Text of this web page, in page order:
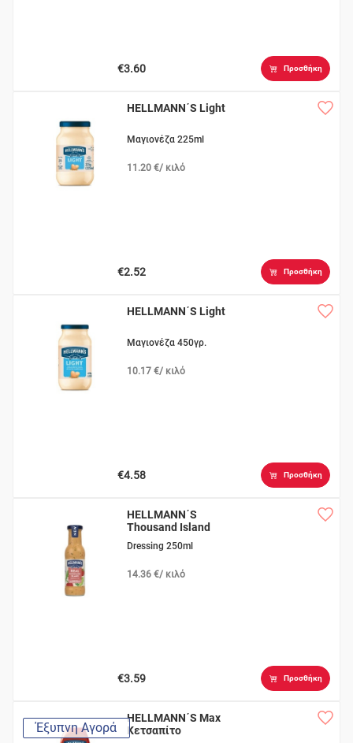
€3.60 Προσθήκη
HELLMANN΄S Light
Μαγιονέζα 225ml
11.20 €/ κιλό
€2.52 Προσθήκη
HELLMANN΄S Light
Μαγιονέζα 450γρ.
10.17 €/ κιλό
€4.58 Προσθήκη
HELLMANN΄S
Thousand Island
Dressing 250ml
14.36 €/ κιλό
€3.59 Προσθήκη
Έξυπνη Αγορά
HELLMANN΄S Max
Κετσαπίτο